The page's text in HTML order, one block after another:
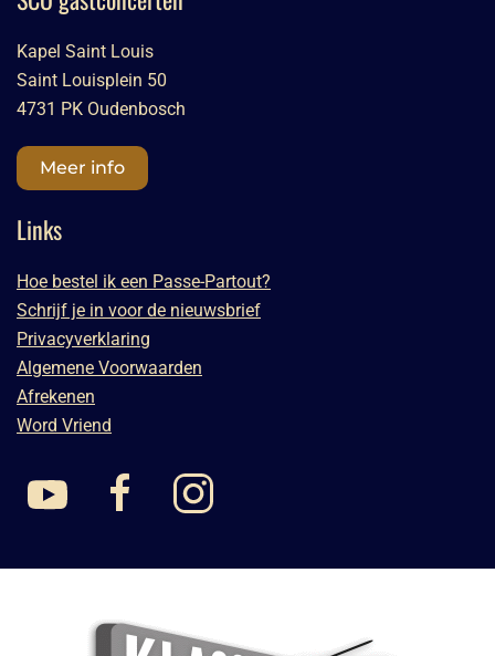
Kapel Saint Louis
Saint Louisplein 50
4731 PK Oudenbosch
Meer info
Links
Hoe bestel ik een Passe-Partout?
Schrijf je in voor de nieuwsbrief
Privacyverklaring
Algemene Voorwaarden
Afrekenen
Word Vriend